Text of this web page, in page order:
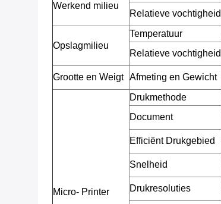
Werkend milieu
Relatieve vochtigheid
Opslagmilieu
Temperatuur
Relatieve vochtigheid
Grootte en Weigt Afmeting en Gewicht
Micro- Printer
Drukmethode
Document
Efficiënt Drukgebied
Snelheid
Drukresoluties